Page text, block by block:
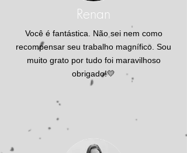
Renan
Você é fantástica. Não sei nem como
recompensar seu trabalho magnífico. Sou
muito grato por tudo foi maravilhoso
obrigado!💛